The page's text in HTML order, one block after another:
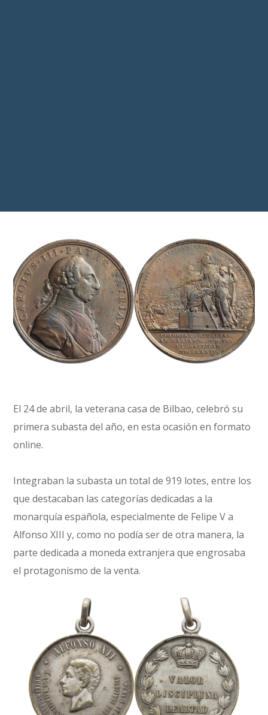
El 24 de abril, la veterana casa de Bilbao, celebró su
primera subasta del año, en esta ocasión en formato
online.
Integraban la subasta un total de 919 lotes, entre los
que destacaban las categorías dedicadas a la
monarquía española, especialmente de Felipe V a
Alfonso XIII y, como no podía ser de otra manera, la
parte dedicada a moneda extranjera que engrosaba
el protagonismo de la venta.